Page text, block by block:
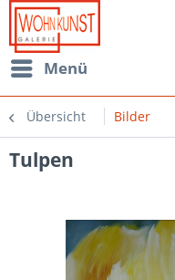
Menü
Übersicht Bilder
Tulpen